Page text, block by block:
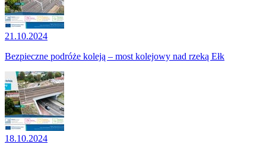
21.10.2024
Bezpieczne podróże koleją – most kolejowy nad rzeką Ełk
18.10.2024